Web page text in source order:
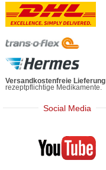
Versandkostenfreie Lieferung
rezeptpflichtige Medikamente.
Social Media
Mediherz